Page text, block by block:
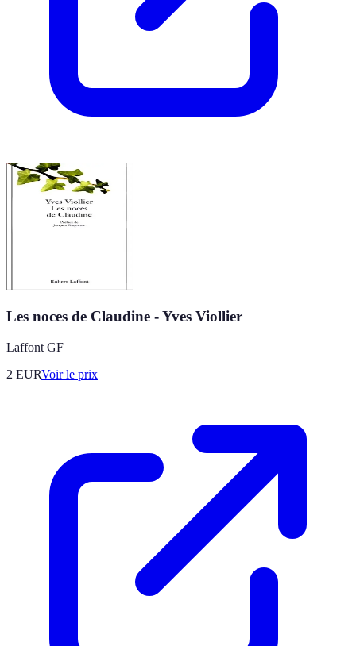
Les noces de Claudine - Yves Viollier
Laffont GF
2 EURVoir le prix